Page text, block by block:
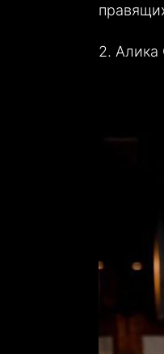
2. Алика